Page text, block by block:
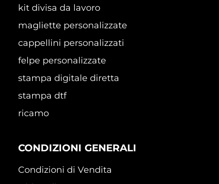
kit divisa da lavoro
magliette personalizzate
cappellini personalizzati
felpe personalizzate
stampa digitale diretta
stampa dtf
ricamo
CONDIZIONI GENERALI
Condizioni di Vendita